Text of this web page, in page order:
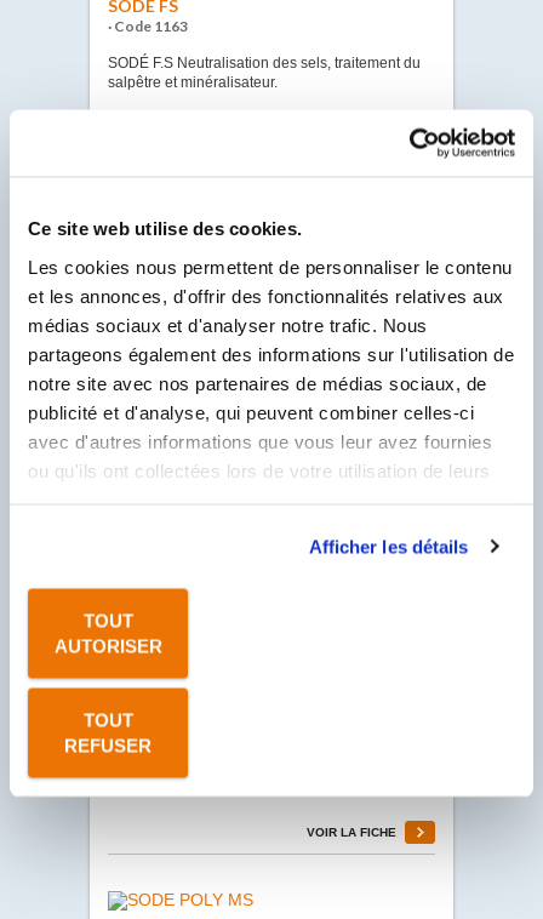
Ce site web utilise des cookies.
Les cookies nous permettent de personnaliser le contenu
et les annonces, d'offrir des fonctionnalités relatives aux
médias sociaux et d'analyser notre trafic. Nous
partageons également des informations sur l'utilisation de
notre site avec nos partenaires de médias sociaux, de
publicité et d'analyse, qui peuvent combiner celles-ci
avec d'autres informations que vous leur avez fournies
ou qu'ils ont collectées lors de votre utilisation de leurs
Afficher les détails
TOUT
AUTORISER
TOUT
REFUSER
SODÉ FS
· Code 1163
SODÉ F.S Neutralisation des sels, traitement du
salpêtre et minéralisateur.
SODÉ IMPER PRIM
d’étanchéité liquide. Formulé à base de résine
acrylique silanisée pour réaliser un primaire
VOIR LA FICHE
SODÉ IMPERPOX Barrière époxy bi-composante
SODÉ MORTIER FISSURE
· Code 1182
VOIR LA FICHE